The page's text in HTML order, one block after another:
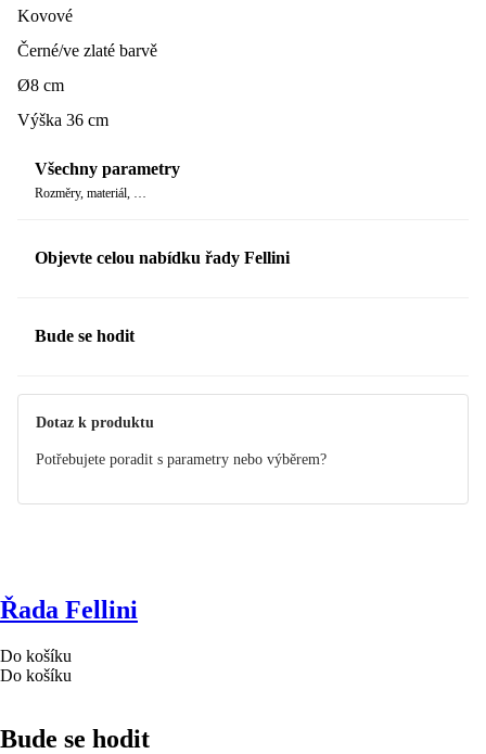
Kovové
Černé/ve zlaté barvě
Ø8 cm
Výška 36 cm
Všechny parametry
Rozměry, materiál, …
Objevte celou nabídku řady Fellini
Bude se hodit
Dotaz k produktu
Potřebujete poradit s parametry nebo výběrem?
Řada Fellini
Do košíku
Do košíku
Bude se hodit